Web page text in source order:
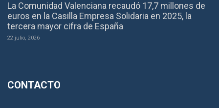
La Comunidad Valenciana recaudó 17,7 millones de
euros en la Casilla Empresa Solidaria en 2025, la
tercera mayor cifra de España
22 julio, 2026
CONTACTO